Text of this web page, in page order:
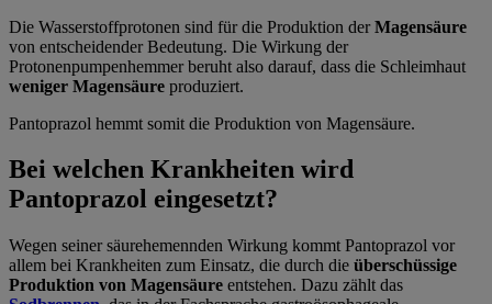
Die Wasserstoffprotonen sind für die Produktion derMagensäure
von entscheidender Bedeutung. Die Wirkung der
Protonenpumpenhemmer beruht also darauf, dass die Schleimhaut
weniger Magensäure produziert.
Pantoprazol hemmt somit die Produktion von Magensäure.
Bei welchen Krankheiten wird
Pantoprazol eingesetzt?
Wegen seiner säurehemennden Wirkung kommt Pantoprazol vor
allem bei Krankheiten zum Einsatz, die durch die überschüssige
Produktion von Magensäure entstehen. Dazu zählt das